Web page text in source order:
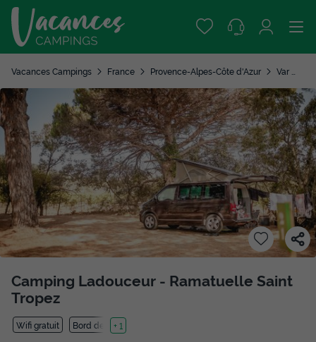
Vacances Campings France Provence-Alpes-Côte d'Azur Var
Camping Ladouceur - Ramatuelle Saint
Tropez
Wifi gratuit Bord de mer
+ 1